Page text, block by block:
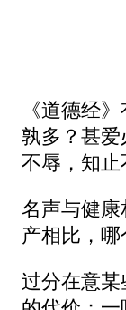
《道德经
孰多？甚爱
不辱，知止
名声与健
产相比，哪
过分在意某